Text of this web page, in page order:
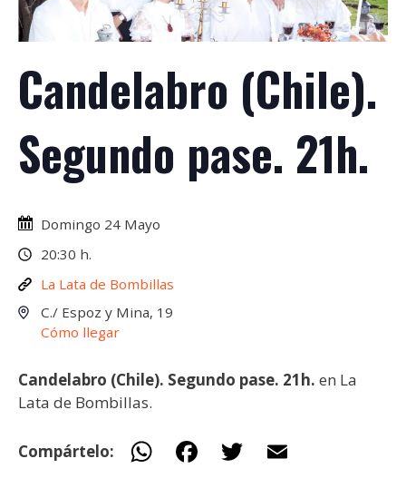
Candelabro (Chile).
Segundo pase. 21h.
Domingo 24 Mayo
20:30 h.
La Lata de Bombillas
C./ Espoz y Mina, 19
Cómo llegar
Candelabro (Chile). Segundo pase. 21h. en La
Lata de Bombillas.
Compártelo: W